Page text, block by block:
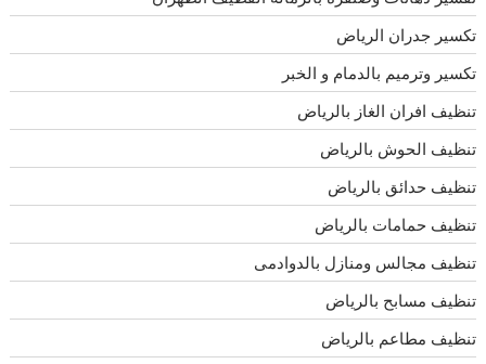
تكسير جدران الرياض
تكسير وترميم بالدمام و الخبر
تنظيف افران الغاز بالرياض
تنظيف الحوش بالرياض
تنظيف حدائق بالرياض
تنظيف حمامات بالرياض
تنظيف مجالس ومنازل بالدوادمى
تنظيف مسابح بالرياض
تنظيف مطاعم بالرياض